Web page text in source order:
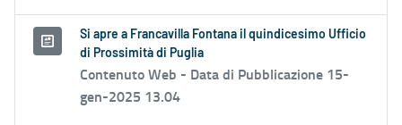
Si apre a Francavilla Fontana il quindicesimo Ufficio
di Prossimità di Puglia
Contenuto Web - Data di Pubblicazione 15-
gen-2025 13.04